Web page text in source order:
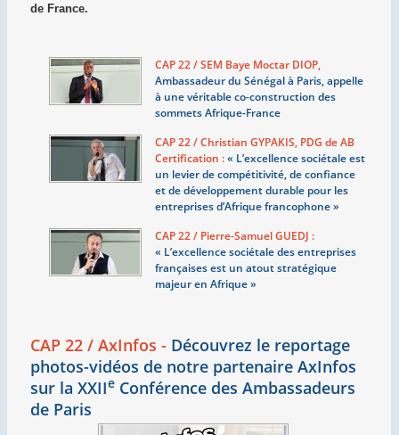
de France.
CAP 22 / SEM Baye Moctar DIOP,
Ambassadeur du Sénégal à Paris, appelle
à une véritable co-construction des
sommets Afrique-France
CAP 22 / Christian GYPAKIS, PDG de AB
Certification :« L’excellence sociétale est
un levier de compétitivité, de confiance
et de développement durable pour les
entreprises d’Afrique francophone»
CAP 22 / Pierre-Samuel GUEDJ :
« L’excellence sociétale des entreprises
françaises est un atout stratégique
majeur en Afrique»
CAP 22 / AxInfos -Découvrez le reportage
photos-vidéos de notre partenaire AxInfos
sur la XXIIeConférence des Ambassadeurs
de Paris